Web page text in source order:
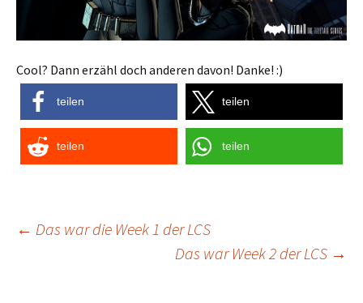
Cool? Dann erzähl doch anderen davon! Danke! :)
teilen teilen
teilen teilen
Post
← Das war die Week 1 der LCS
Das war Week 2 der LCS →